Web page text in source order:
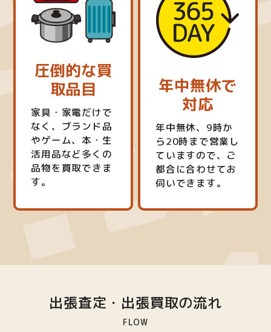
圧倒的な買
取品目
家具・家電だけで
なく、ブランド品
やゲーム、本・生
活用品など多くの
品物を買取できま
す。
年中無休で
対応
年中無休、9時か
ら20時まで営業し
ていますので、ご
都合に合わせてお
伺いできます。
出張査定・出張買取の流れ
FLOW